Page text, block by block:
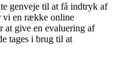
genveje til at få indtryk af
vi en række online
at give en evaluering af
tages i brug til at